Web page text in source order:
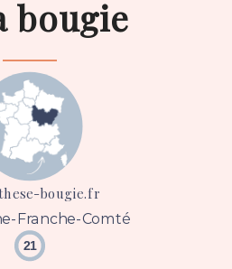
bougie
bougie.fr
Franche-Comté
21